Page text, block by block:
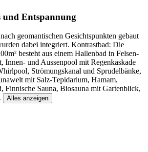
und Entspannung
geomantischen Gesichtspunkten gebaut
dabei integriert. Kontrastbad: Die
besteht aus einem Hallenbad in Felsen-
Innen- und Aussenpool mit Regenkaskade
Strömungskanal und Sprudelbänke,
mit Salz-Tepidarium, Hamam,
Finnische Sauna, Biosauna mit Gartenblick,
Alles anzeigen